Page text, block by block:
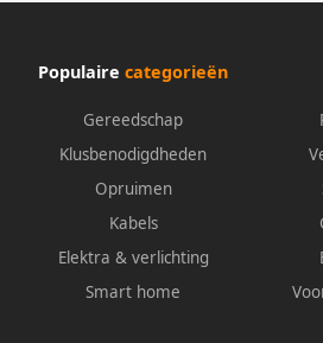
Populaire categorieën
Gereedschap
Klusbenodigdheden
Opruimen
Kabels
Elektra & verlichting
Smart home